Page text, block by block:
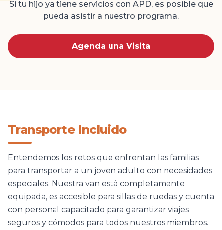
Si tu hijo ya tiene servicios con APD, es posible que
pueda asistir a nuestro programa.
Agenda una Visita
Transporte Incluido
Entendemos los retos que enfrentan las familias
para transportar a un joven adulto con necesidades
especiales. Nuestra van está completamente
equipada, es accesible para sillas de ruedas y cuenta
con personal capacitado para garantizar viajes
seguros y cómodos para todos nuestros miembros.